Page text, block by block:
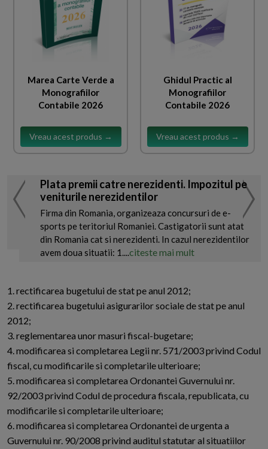
Marea Carte Verde a
Monografiilor
Contabile 2026
Vreau acest produs →
Ghidul Practic al
Monografiilor
Contabile 2026
Vreau acest produs →
Plata premii catre nerezidenti. Impozitul pe
veniturile nerezidentilor
Firma din Romania, organizeaza concursuri de e-
sports pe teritoriul Romaniei. Castigatorii sunt atat
din Romania cat si nerezidenti. In cazul nerezidentilor
avem doua situatii: 1....citeste mai mult
1. rectificarea bugetului de stat pe anul 2012;
2. rectificarea bugetului asigurarilor sociale de stat pe anul
2012;
3. reglementarea unor masuri fiscal-bugetare;
4. modificarea si completarea Legii nr. 571/2003 privind Codul
fiscal, cu modificarile si completarile ulterioare;
5. modificarea si completarea Ordonantei Guvernului nr.
92/2003 privind Codul de procedura fiscala, republicata, cu
modificarile si completarile ulterioare;
6. modificarea si completarea Ordonantei de urgenta a
Guvernului nr. 90/2008 privind auditul statutar al situatiilor